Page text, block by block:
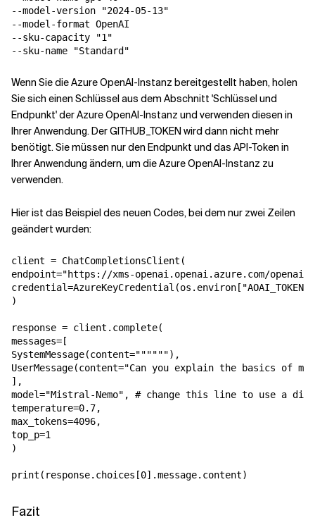
--model-version "2024-05-13"
--model-format OpenAI
--sku-capacity "1"
--sku-name "Standard"
Wenn Sie die Azure OpenAI-Instanz bereitgestellt haben, holen
Sie sich einen Schlüssel aus dem Abschnitt 'Schlüssel und
Endpunkt' der Azure OpenAI-Instanz und verwenden diesen in
Ihrer Anwendung. Der GITHUB_TOKEN wird dann nicht mehr
benötigt. Sie müssen nur den Endpunkt und das API-Token in
Ihrer Anwendung ändern, um die Azure OpenAI-Instanz zu
verwenden.
Hier ist das Beispiel des neuen Codes, bei dem nur zwei Zeilen
geändert wurden:
client = ChatCompletionsClient(
endpoint="https://xms-openai.openai.azure.com/
)
response = client.complete(
messages=[
SystemMessage(content=""""""),
UserMessage(content="Can you explain the basics of
],
model="Mistral-Nemo", # change this line to use a
temperature=0.7,
max_tokens=4096,
top_p=1
)
print(response.choices[0].message.content)
Fazit